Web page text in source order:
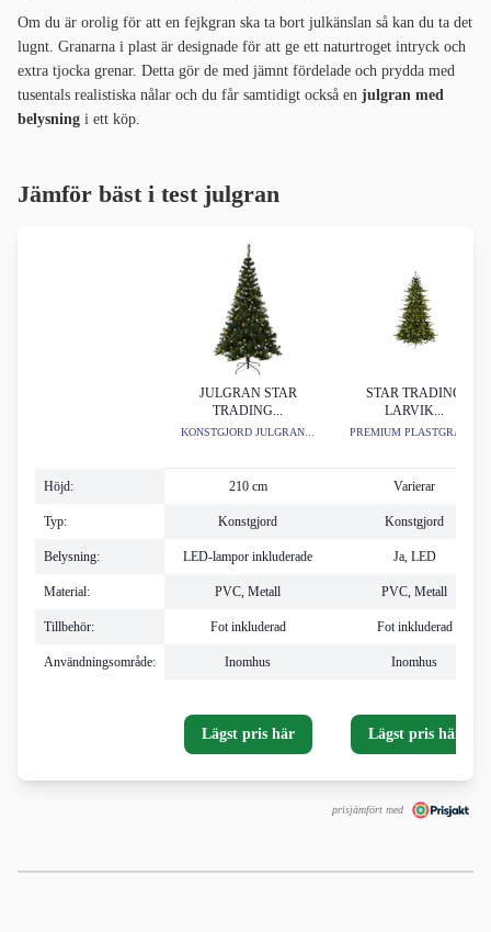
Om du är orolig för att en fejkgran ska ta bort julkänslan så kan du ta det
lugnt. Granarna i plast är designade för att ge ett naturtroget intryck och
extra tjocka grenar. Detta gör de med jämnt fördelade och prydda med
tusentals realistiska nålar och du får samtidigt också en julgran med
belysning i ett köp.
Jämför bäst i test julgran
Höjd:
Typ:
Belysning:
Material:
Tillbehör:
Användningsområde:
JULGRAN STAR
TRADING...
KONSTGJORD JULGRAN...
210 cm
Konstgjord
LED-lampor inkluderade
PVC, Metall
Fot inkluderad
Inomhus
Lägst pris här
STAR TRADING
LARVIK...
PREMIUM PLASTGRAN...
Varierar
Konstgjord
Ja, LED
PVC, Metall
Fot inkluderad
Inomhus
Lägst pris här
prisjämfört med